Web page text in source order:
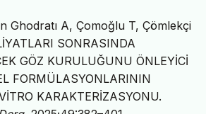
Ghodratı A, Çomoğlu T, Çömlekçi
SONRASINDA
GÖZ KURULUĞUNU ÖNLEYİCİ
FORMÜLASYONLARININ
KARAKTERİZASYONU.